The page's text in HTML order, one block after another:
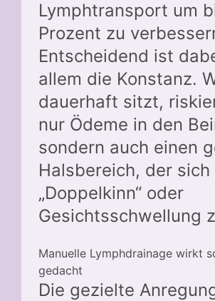
Lymphtransport um
Prozent zu
Entscheidend ist
allem die Konstanz.
dauerhaft sitzt,
nur Ödeme in den
sondern auch einen
Halsbereich, der sich
„Doppelkinn“ oder
Gesichtsschwellung
Manuelle Lymphdrainage wirkt
gedacht
Die gezielte